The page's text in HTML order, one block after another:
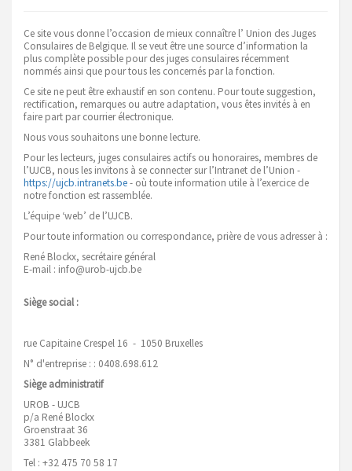
Ce site vous donne l’occasion de mieux connaître l’ Union des Juges
Consulaires de Belgique. Il se veut être une source d’information la
plus complète possible pour des juges consulaires récemment
nommés ainsi que pour tous les concernés par la fonction.
Ce site ne peut être exhaustif en son contenu. Pour toute suggestion,
rectification, remarques ou autre adaptation, vous êtes invités à en
faire part par courrier électronique.
Nous vous souhaitons une bonne lecture.
Pour les lecteurs, juges consulaires actifs ou honoraires, membres de
l’UJCB, nous les invitons à se connecter sur l’Intranet de l’Union -
https://ujcb.intranets.be- où toute information utile à l’exercice de
notre fonction est rassemblée.
L’équipe ‘web’ de l’UJCB.
Pour toute information ou correspondance, prière de vous adresser à :
René Blockx, secrétaire général
E-mail : info@urob-ujcb.be
Siège social :
rue Capitaine Crespel 16 - 1050 Bruxelles
N° d'entreprise : : 0408.698.612
Siège administratif
UROB - UJCB
p/a René Blockx
Groenstraat 36
3381 Glabbeek
Tel : +32 475 70 58 17